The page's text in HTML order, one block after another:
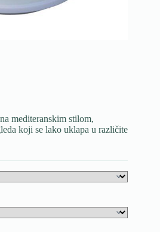
RSD
mediteranskim stilom,
koji se lako uklapa u različite